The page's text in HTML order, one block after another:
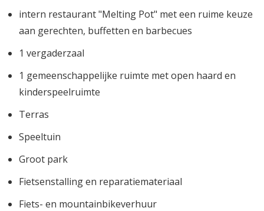
intern restaurant "Melting Pot" met een ruime keuze
aan gerechten, buffetten en barbecues
1 vergaderzaal
1 gemeenschappelijke ruimte met open haard en
kinderspeelruimte
Terras
Speeltuin
Groot park
Fietsenstalling en reparatiemateriaal
Fiets- en mountainbikeverhuur